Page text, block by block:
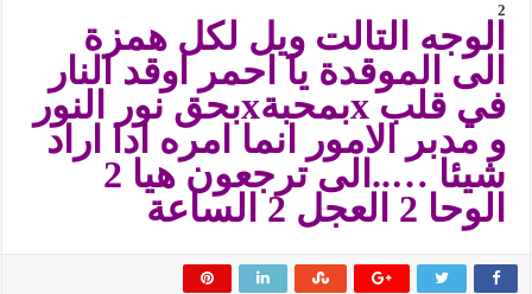
2
الوجه التالت ويل لكل همزة
الى الموقدة يا احمر اوقد النار
في قلب xبمحبةxبحق نور النور
و مدبر الامور انما امره ادا اراد
شيئا …..الى ترجعون هيا 2
الوحا 2 العجل 2 الساعة